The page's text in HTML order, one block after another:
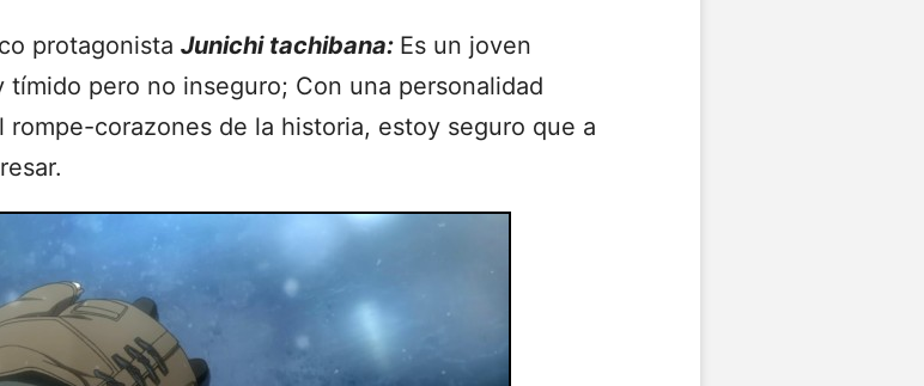
protagonista Junichi tachibana: Es un joven
pero no inseguro; Con una personalidad
corazones de la historia, estoy seguro que a